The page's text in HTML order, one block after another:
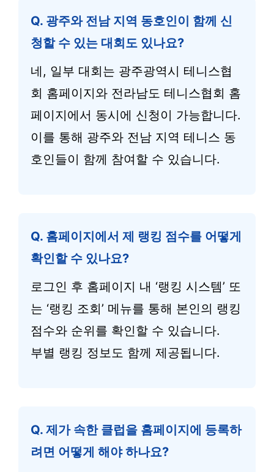
Q. 광주와 전남 지역 동호인이 함께 신
청할 수 있는 대회도 있나요?
네, 일부 대회는 광주광역시 테니스협
회 홈페이지와 전라남도 테니스협회 홈
페이지에서 동시에 신청이 가능합니다.
이를 통해 광주와 전남 지역 테니스 동
호인들이 함께 참여할 수 있습니다.
Q. 홈페이지에서 제 랭킹 점수를 어떻게
확인할 수 있나요?
로그인 후 홈페이지 내 ‘랭킹 시스템’ 또
는 ‘랭킹 조회’ 메뉴를 통해 본인의 랭킹
점수와 순위를 확인할 수 있습니다.
부별 랭킹 정보도 함께 제공됩니다.
Q. 제가 속한 클럽을 홈페이지에 등록하
려면 어떻게 해야 하나요?